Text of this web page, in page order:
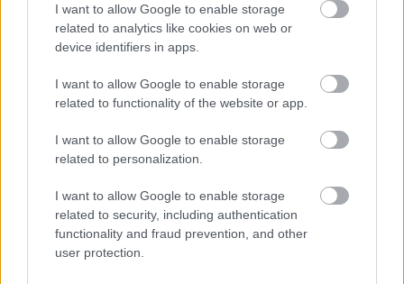
I want to allow Google to enable storage
related to analytics like cookies on web or
device identifiers in apps.
I want to allow Google to enable storage
related to functionality of the website or app.
I want to allow Google to enable storage
related to personalization.
I want to allow Google to enable storage
related to security, including authentication
functionality and fraud prevention, and other
user protection.